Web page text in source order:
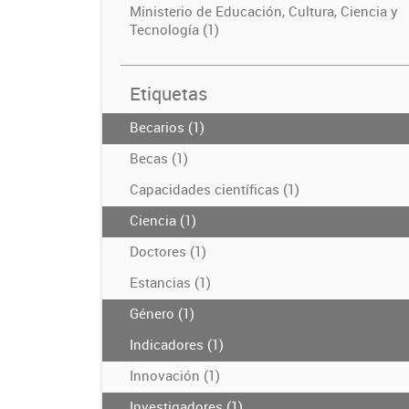
Ministerio de Educación, Cultura, Ciencia y
Tecnología (1)
Etiquetas
Becarios (1)
Becas (1)
Capacidades científicas (1)
Ciencia (1)
Doctores (1)
Estancias (1)
Género (1)
Indicadores (1)
Innovación (1)